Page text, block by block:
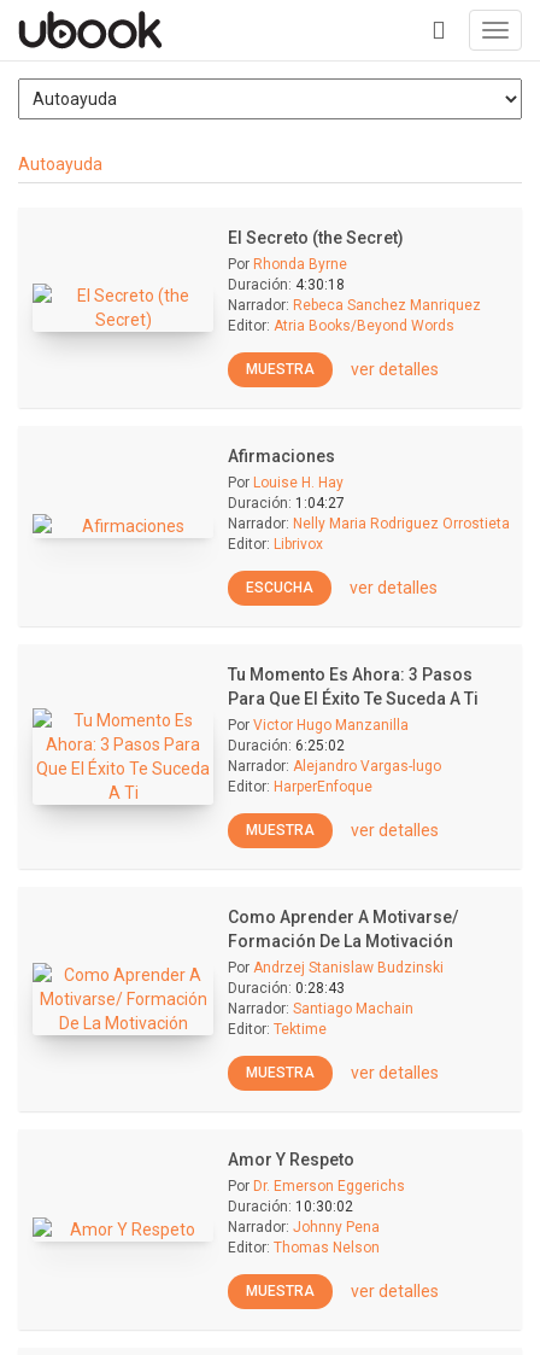
+
Autoayuda
El Secreto (the Secret)
Por Rhonda Byrne
Duración: 4:30:18
Narrador: Rebeca Sanchez Manriquez
Editor: Atria Books/Beyond Words
MUESTRA ver detalles
Afirmaciones
Por Louise H. Hay
Duración: 1:04:27
Narrador: Nelly Maria Rodriguez Orrostieta
Editor: Librivox
ESCUCHA ver detalles
Tu Momento Es Ahora: 3 Pasos
Para Que El Éxito Te Suceda A Ti
Por Victor Hugo Manzanilla
Duración: 6:25:02
Narrador: Alejandro Vargas-lugo
Editor: HarperEnfoque
MUESTRA ver detalles
Como Aprender A Motivarse/
Formación De La Motivación
Por Andrzej Stanislaw Budzinski
Duración: 0:28:43
Narrador: Santiago Machain
Editor: Tektime
MUESTRA ver detalles
Amor Y Respeto
Por Dr. Emerson Eggerichs
Duración: 10:30:02
Narrador: Johnny Pena
Editor: Thomas Nelson
MUESTRA ver detalles